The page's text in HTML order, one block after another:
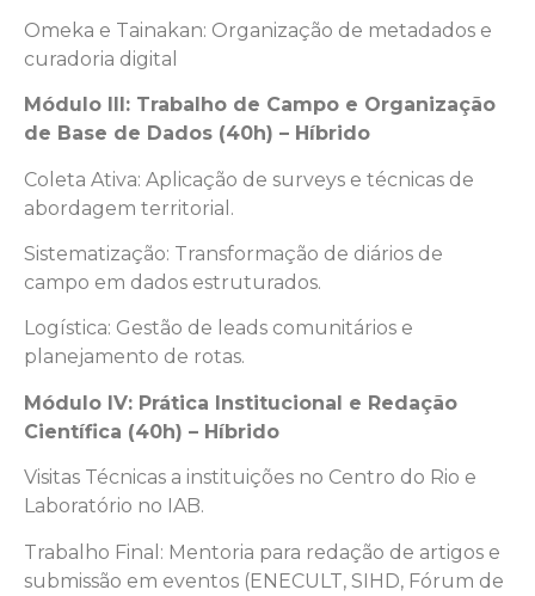
Omeka e Tainakan: Organização de metadados e
curadoria digital
Módulo III: Trabalho de Campo e Organização
de Base de Dados (40h) – Híbrido
Coleta Ativa: Aplicação de surveys e técnicas de
abordagem territorial.
Sistematização: Transformação de diários de
campo em dados estruturados.
Logística: Gestão de leads comunitários e
planejamento de rotas.
Módulo IV: Prática Institucional e Redação
Científica (40h) – Híbrido
Visitas Técnicas a instituições no Centro do Rio e
Laboratório no IAB.
Trabalho Final: Mentoria para redação de artigos e
submissão em eventos (ENECULT, SIHD, Fórum de